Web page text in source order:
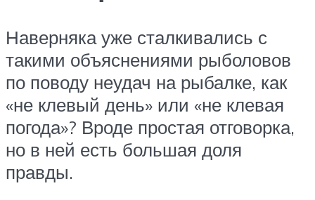
Наверняка уже сталкивались с
такими объяснениями рыболовов
по поводу неудач на рыбалке, как
«не клевый день» или «не клевая
погода»? Вроде простая отговорка,
но в ней есть большая доля
правды.